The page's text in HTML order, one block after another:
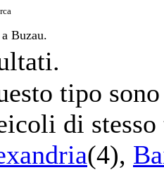
Buzau.
tipo
di
(4),